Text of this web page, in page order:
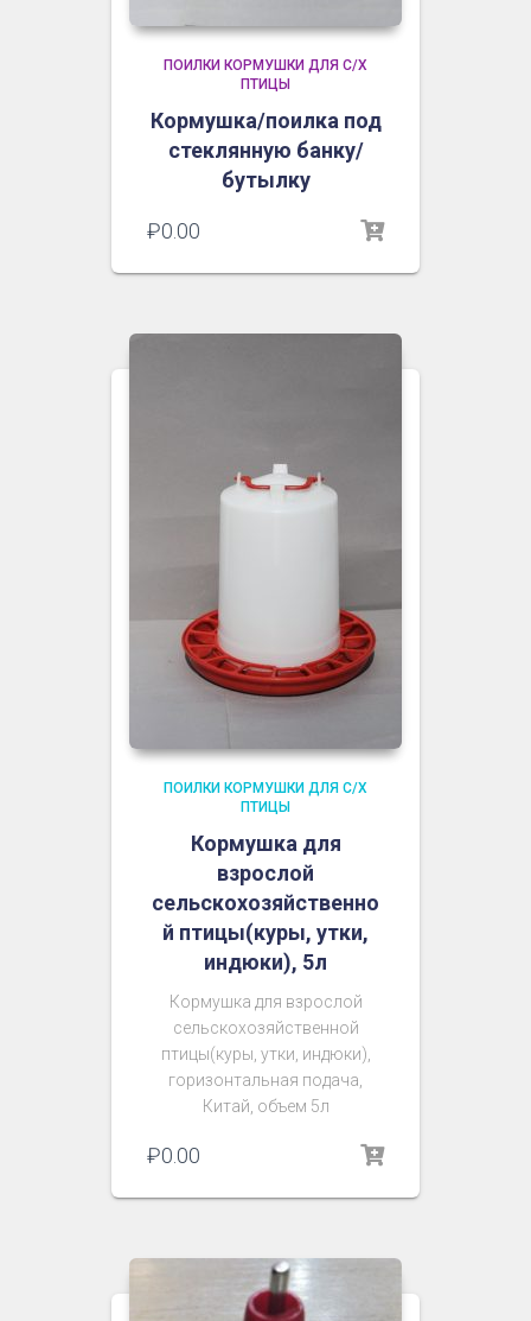
ПОИЛКИ КОРМУШКИ ДЛЯ С/Х
ПТИЦЫ
Кормушка/поилка под
стеклянную банку/
бутылку
₽0.00
ПОИЛКИ КОРМУШКИ ДЛЯ С/Х
ПТИЦЫ
Кормушка для
взрослой
сельскохозяйственно
й птицы(куры, утки,
индюки), 5л
Кормушка для взрослой
сельскохозяйственной
птицы(куры, утки, индюки),
горизонтальная подача,
Китай, объем 5л
₽0.00